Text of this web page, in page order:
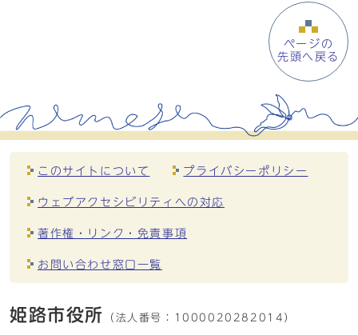
ページの
先頭へ戻る
このサイトについて プライバシーポリシー
ウェブアクセシビリティへの対応
著作権・リンク・免責事項
お問い合わせ窓口一覧
姫路市役所 （法人番号： 1000020282014）